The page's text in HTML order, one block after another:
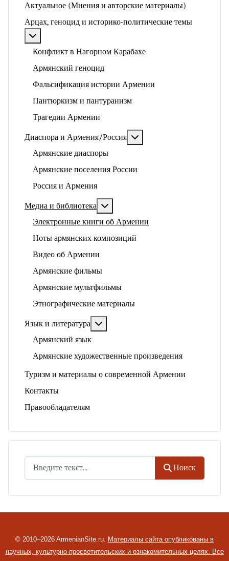
Актуальное (Мнения и авторские материалы)
Арцах, геноцид и историко-политические темы
Конфликт в Нагорном Карабахе
Армянский геноцид
Фальсификация истории Армении
Пантюркизм и пантуранизм
Трагедии Армении
Диаспора и Армения/Россия
Армянские диаспоры
Армянские поселения России
Россия и Армения
Медиа и библиотека
Электронные книги об Армении
Ноты армянских композиций
Видео об Армении
Армянские фильмы
Армянские мультфильмы
Этнографические материалы
Язык и литература
Армянский язык
Армянские художественные произведения
Туризм и материалы о современной Армении
Контакты
Правообладателям
Поиск
© 2010–2026 ArmenianSite.ru. Материалы сайта опубликованы в
научных, культурно-просветительских и ознакомительных целях. Все